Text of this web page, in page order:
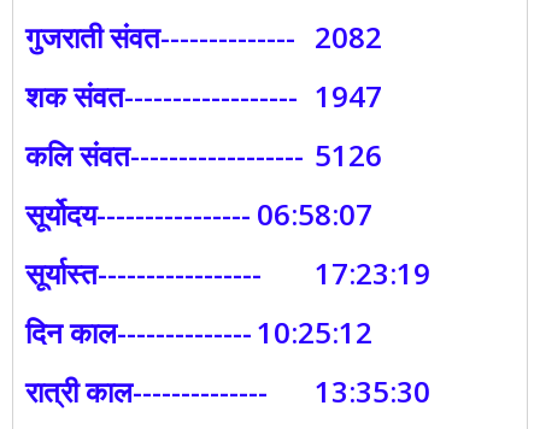
गुजराती संवत-------------- 2082
शक संवत------------------ 1947
कलि संवत------------------ 5126
सूर्योदय---------------- 06:58:07
सूर्यास्त-----------------
17:23:19
दिन काल--------------10:25:12
रात्री काल--------------
13:35:30